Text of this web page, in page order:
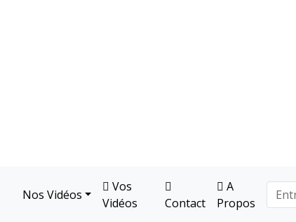
Nos Vidéos
Vos
Vidéos
Contact
A
Propos